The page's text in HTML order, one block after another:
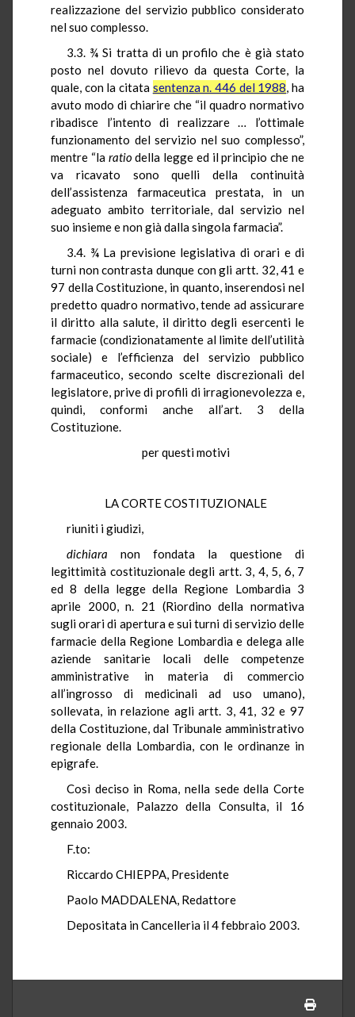
realizzazione del servizio pubblico considerato
nel suo complesso.
3.3. ¾ Si tratta di un profilo che è già stato
posto nel dovuto rilievo da questa Corte, la
quale, con la citata sentenza n. 446 del 1988, ha
avuto modo di chiarire che “il quadro normativo
ribadisce l’intento di realizzare … l’ottimale
funzionamento del servizio nel suo complesso”,
mentre “la ratiodella legge ed il principio che ne
va ricavato sono quelli della continuità
dell’assistenza farmaceutica prestata, in un
adeguato ambito territoriale, dal servizio nel
suo insieme e non già dalla singola farmacia”.
3.4. ¾ La previsione legislativa di orari e di
turni non contrasta dunque con gli artt. 32, 41 e
97 della Costituzione, in quanto, inserendosi nel
predetto quadro normativo, tende ad assicurare
il diritto alla salute, il diritto degli esercenti le
farmacie (condizionatamente al limite dell’utilità
sociale) e l’efficienza del servizio pubblico
farmaceutico, secondo scelte discrezionali del
legislatore, prive di profili di irragionevolezza e,
quindi, conformi anche all’art. 3 della
Costituzione.
per questi motivi
LA CORTE COSTITUZIONALE
riuniti i giudizi,
dichiara non fondata la questione di
legittimità costituzionale degli artt. 3, 4, 5, 6, 7
ed 8 della legge della Regione Lombardia 3
aprile 2000, n. 21 (Riordino della normativa
sugli orari di apertura e sui turni di servizio delle
farmacie della Regione Lombardia e delega alle
aziende sanitarie locali delle competenze
amministrative in materia di commercio
all’ingrosso di medicinali ad uso umano),
sollevata, in relazione agli artt. 3, 41, 32 e 97
della Costituzione, dal Tribunale amministrativo
regionale della Lombardia, con le ordinanze in
epigrafe.
Così deciso in Roma, nella sede della Corte
costituzionale, Palazzo della Consulta, il 16
gennaio 2003.
F.to:
Riccardo CHIEPPA, Presidente
Paolo MADDALENA, Redattore
Depositata in Cancelleria il 4 febbraio 2003.